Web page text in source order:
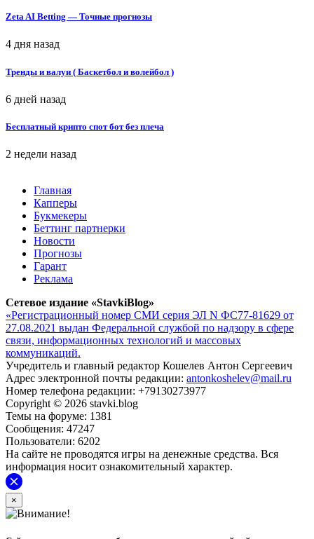
Zeta AI Betting — Точные прогнозы
4 дня назад
Тренды и валуи ( Баскетбол и волейбол )
6 дней назад
Бесплатный крипто спот бот без плеча
2 недели назад
Главная
Капперы
Букмекеры
Беттинг партнерки
Новости
Прогнозы
Гарант
Реклама
Сетевое издание «StavkiBlog»
«Регистрационный номер СМИ серия ЭЛ N ФС77-81629 от
27.08.2021 выдан Федеральной службой по надзору в сфере
связи, информационных технологий и массовых
коммуникаций.
Учредитель и главный редактор Кошелев Антон Сергеевич
Адрес электронной почты редакции: antonkoshelev@mail.ru
Номер телефона редакции: +79130273977
Copyright © 2026 stavki.blog
Темы на форуме: 1381
Сообщения: 47247
Пользователи: 6202
На сайте не проводятся игры на денежные средства. Вся
информация носит ознакомительный характер.
×